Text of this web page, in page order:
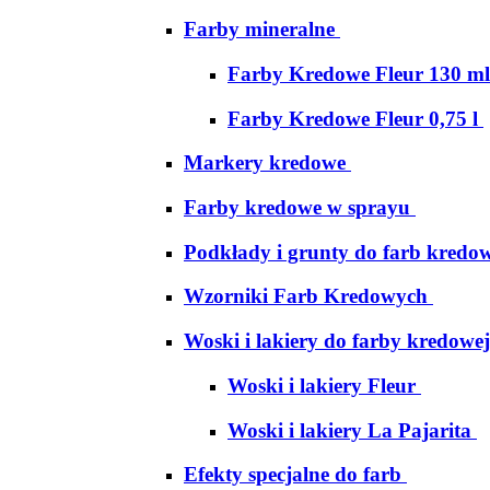
Farby mineralne
Farby Kredowe Fleur 130 ml
Farby Kredowe Fleur 0,75 l
Markery kredowe
Farby kredowe w sprayu
Podkłady i grunty do farb
Wzorniki Farb Kredowych
Woski i lakiery do farby kredowej
Woski i lakiery Fleur
Woski i lakiery La Pajarita
Efekty specjalne do farb